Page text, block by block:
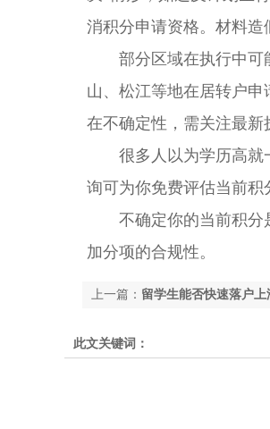
消积分申请资格。材料造
部分区域在执行中可能
山、松江等地在居转户
在不确定性，需关注最新
很多人以为学历高就一
询可为你免费评估当前积
不确定你的当前积分是
加分项的合规性。
上一篇： 留学生能否快速落户上
此文关键词：